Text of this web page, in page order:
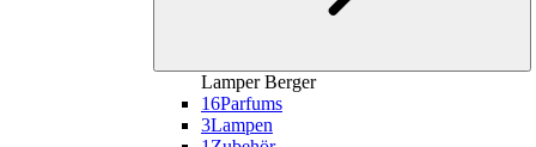
Lamper Berger
16Parfums
3Lampen